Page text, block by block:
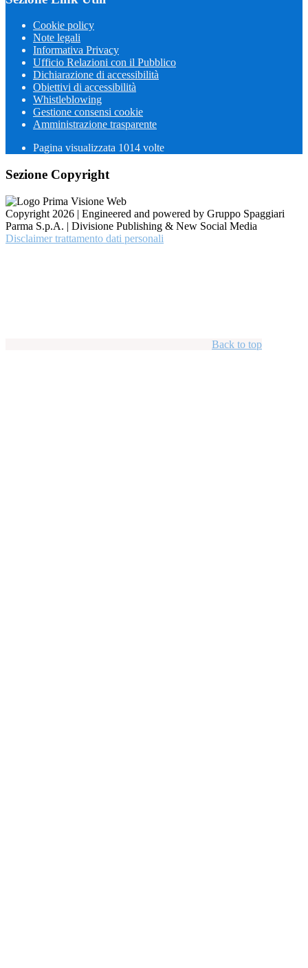
Cookie policy
Note legali
Informativa Privacy
Ufficio Relazioni con il Pubblico
Dichiarazione di accessibilità
Obiettivi di accessibilità
Whistleblowing
Gestione consensi cookie
Amministrazione trasparente
Pagina visualizzata 1014 volte
Sezione Copyright
Copyright 2026 | Engineered and powered by Gruppo Spaggiari
Parma S.p.A. | Divisione Publishing & New Social Media
Disclaimer trattamento dati personali
Back to top